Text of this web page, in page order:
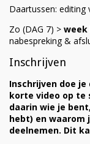
Daartussen: editing
Zo (DAG 7) >
nabespreking &
Inschrijven
Inschrijven doe
korte video op te
daarin wie je
hebt) en waarom
deelnemen. Dit